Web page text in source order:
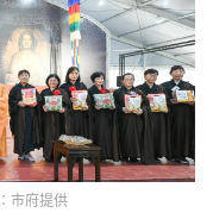
市府提供